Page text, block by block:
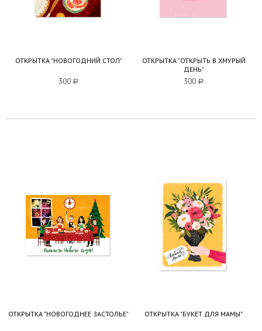
ОТКРЫТКА "НОВОГОДНИЙ СТОЛ"
300 a
ОТКРЫТКА "ОТКРЫТЬ В ХМУРЫЙ
ДЕНЬ"
300 a
ОТКРЫТКА "НОВОГОДНЕЕ ЗАСТОЛЬЕ" ОТКРЫТКА "БУКЕТ ДЛЯ МАМЫ"